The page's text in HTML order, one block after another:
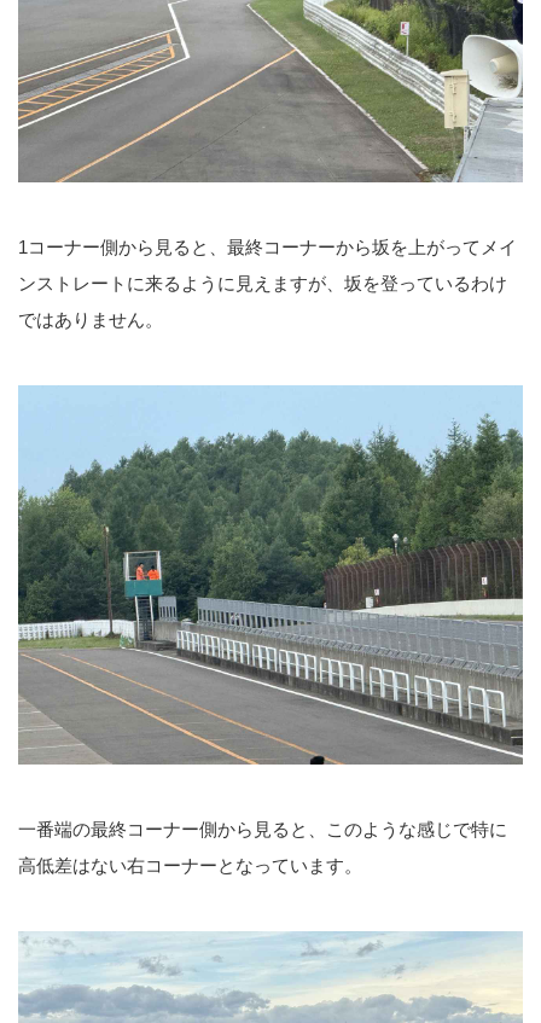
1コーナー側から見ると、最終コーナーから坂を上がってメイ
ンストレートに来るように見えますが、坂を登っているわけ
ではありません。
一番端の最終コーナー側から見ると、このような感じで特に
高低差はない右コーナーとなっています。